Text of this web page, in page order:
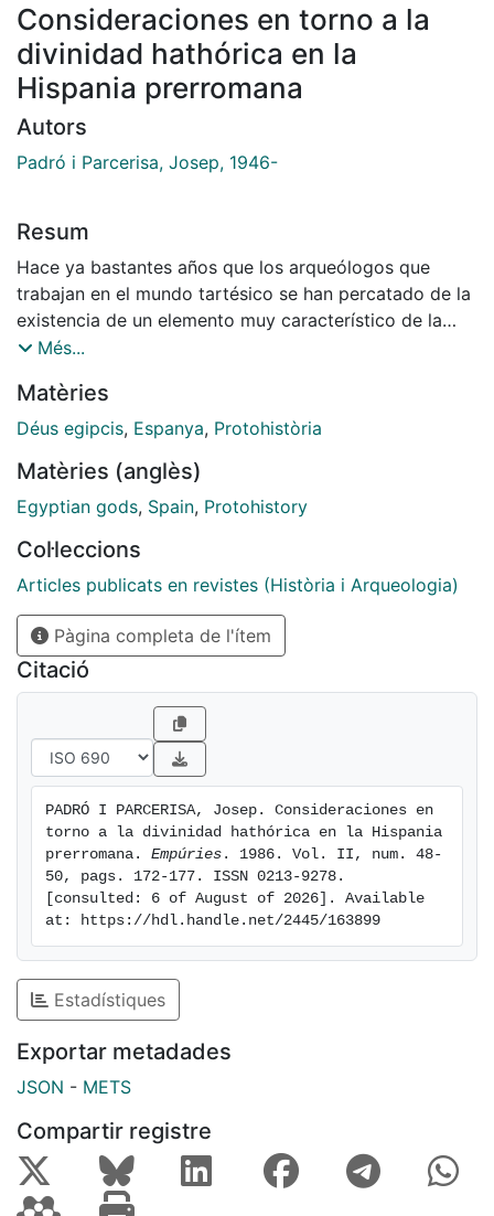
Consideraciones en torno a la
divinidad hathórica en la
Hispania prerromana
Autors
Padró i Parcerisa, Josep, 1946-
Resum
Hace ya bastantes años que los arqueólogos que
trabajan en el mundo tartésico se han percatado de la
existencia de un elemento muy característico de la
metalurgia indígena del mediodía peninsular, que
orientalizante: nos referimos a las llamadas imágenes
hathóricas, de unos rasgos tan definidos que, en
diosa egipcia Hathor. Estas imágenes se reducen a
veces a la cabeza, que en todo caso es siempre su
incluso cuando se presenta más o menos
distorsionado.
Més...
Matèries
Déus egipcis, Espanya, Protohistòria
Matèries (anglès)
Egyptian gods, Spain, Protohistory
Col·leccions
Articles publicats en revistes (Història i Arqueologia)
Pàgina completa de l'ítem
Citació
PADRÓ I PARCERISA, Josep. Consideraciones en
torno a la divinidad hathórica en la Hispania
prerromana. Empúries . 1986. Vol. II, num. 48-
50, pags. 172-177. ISSN 0213-9278.
[consulted: 6 of August of 2026]. Available
at: https://hdl.handle.net/2445/163899
Estadístiques
Exportar metadades
JSON - METS
Compartir registre